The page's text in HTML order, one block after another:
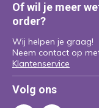
Of wil je meer
order?
Wij helpen je graag!
Neem contact op
Klantenservice
Volg ons